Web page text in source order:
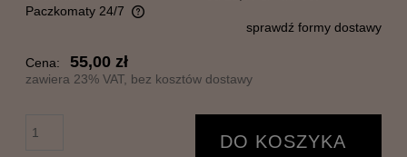
Paczkomaty 24/7
Cena nie zawiera ewentualnych kosztów płatnościsprawdź formy dostawy
Cena: 55,00 zł
zawiera 23% VAT, bez kosztów dostawy
DO KOSZYKA